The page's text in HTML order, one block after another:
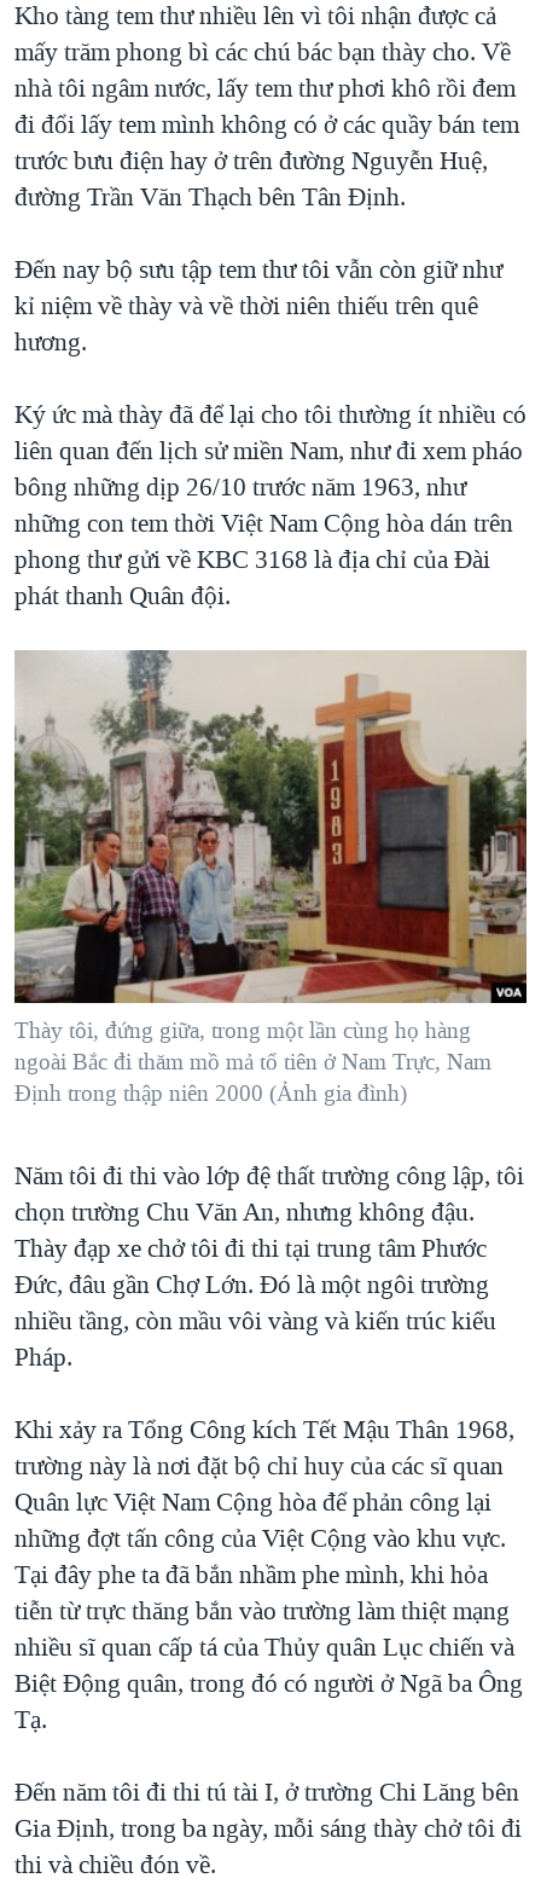
Kho tàng tem thư nhiều lên vì tôi nhận được cả
mấy trăm phong bì các chú bác bạn thày cho. Về
nhà tôi ngâm nước, lấy tem thư phơi khô rồi đem
đi đổi lấy tem mình không có ở các quầy bán tem
trước bưu điện hay ở trên đường Nguyễn Huệ,
đường Trần Văn Thạch bên Tân Định.
Đến nay bộ sưu tập tem thư tôi vẫn còn giữ như
kỉ niệm về thày và về thời niên thiếu trên quê
hương.
Ký ức mà thày đã để lại cho tôi thường ít nhiều có
liên quan đến lịch sử miền Nam, như đi xem pháo
bông những dịp 26/10 trước năm 1963, như
những con tem thời Việt Nam Cộng hòa dán trên
phong thư gửi về KBC 3168 là địa chỉ của Đài
phát thanh Quân đội.
Thày tôi, đứng giữa, trong một lần cùng họ hàng
ngoài Bắc đi thăm mồ mả tổ tiên ở Nam Trực, Nam
Định trong thập niên 2000 (Ảnh gia đình)
Năm tôi đi thi vào lớp đệ thất trường công lập, tôi
chọn trường Chu Văn An, nhưng không đậu.
Thày đạp xe chở tôi đi thi tại trung tâm Phước
Đức, đâu gần Chợ Lớn. Đó là một ngôi trường
nhiều tầng, còn mầu vôi vàng và kiến trúc kiểu
Pháp.
Khi xảy ra Tổng Công kích Tết Mậu Thân 1968,
trường này là nơi đặt bộ chỉ huy của các sĩ quan
Quân lực Việt Nam Cộng hòa để phản công lại
những đợt tấn công của Việt Cộng vào khu vực.
Tại đây phe ta đã bắn nhầm phe mình, khi hỏa
tiễn từ trực thăng bắn vào trường làm thiệt mạng
nhiều sĩ quan cấp tá của Thủy quân Lục chiến và
Biệt Động quân, trong đó có người ở Ngã ba Ông
Tạ.
Đến năm tôi đi thi tú tài I, ở trường Chi Lăng bên
Gia Định, trong ba ngày, mỗi sáng thày chở tôi đi
thi và chiều đón về.